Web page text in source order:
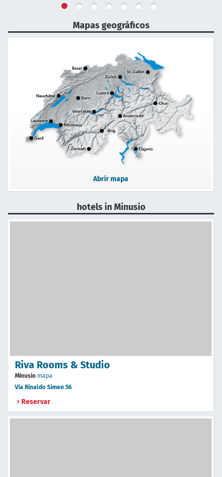
Mapas geográficos
Abrir mapa
hotels in Minusio
Riva Rooms & Studio
Minusio mapa
Via Rinaldo Simen 56
Reservar